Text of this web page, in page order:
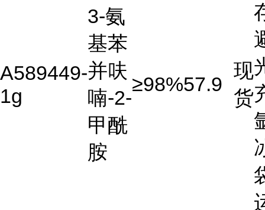
A589449-
1g
3-氨
基苯
并呋
喃-2-
甲酰
胺
≥98%57.9
现
货